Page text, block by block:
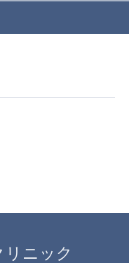
ニック